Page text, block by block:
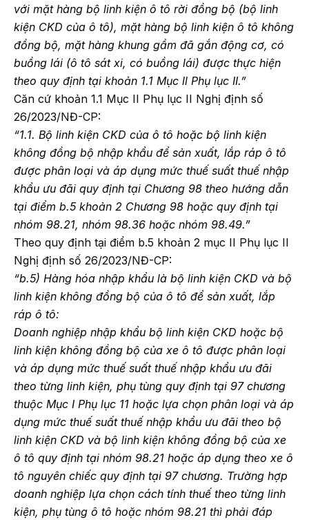
với mặt hàng bộ linh kiện ô tô rời đồng bộ (bộ linh
kiện CKD của ô tô), mặt hàng bộ linh kiện ô tô không
đồng bộ, mặt hàng khung gầm đã gắn động cơ, có
buồng lái (ô tô sát xi, có buồng lái) được thực hiện
theo quy định tại khoản 1.1 Mục ll Phụ lục II.”
Căn cứ khoản 1.1 Mục II Phụ lục II Nghị định số
26/2023/NĐ-CP:
“1.1. Bộ linh kiện CKD của ô tô hoặc bộ linh kiện
không đồng bộ nhập khẩu để sản xuất, lắp ráp ô tô
được phân loại và áp dụng mức thuế suất thuế nhập
khẩu ưu đãi quy định tại Chương 98 theo hướng dẫn
tại điểm b.5 khoản 2 Chương 98 hoặc quy định tại
nhóm 98.21, nhóm 98.36 hoặc nhóm 98.49.”
Theo quy định tại điểm b.5 khoản 2 mục II Phụ lục II
Nghị định số 26/2023/NĐ-CP:
“b.5) Hàng hóa nhập khẩu là bộ linh kiện CKD và bộ
linh kiện không đồng bộ của ô tô để sản xuất, lắp
ráp ô tô:
Doanh nghiệp nhập khẩu bộ linh kiện CKD hoặc bộ
linh kiện không đồng bộ của xe ô tô được phân loại
và áp dụng mức thuế suất thuế nhập khẩu ưu đãi
theo từng linh kiện, phụ tùng quy định tại 97 chương
thuộc Mục I Phụ lục 11 hoặc lựa chọn phân loại và áp
dụng mức thuế suất thuế nhập khẩu ưu đãi theo bộ
linh kiện CKD và bộ linh kiện không đồng bộ của xe
ô tô quy định tại nhóm 98.21 hoặc áp dụng theo xe ô
tô nguyên chiếc quy định tại 97 chương. Trường hợp
doanh nghiệp lựa chọn cách tính thuế theo từng linh
kiện, phụ tùng ô tô hoặc nhóm 98.21 thì phải đáp